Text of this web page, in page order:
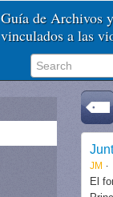
Guía de Archivos
vinculados a las
JM
El